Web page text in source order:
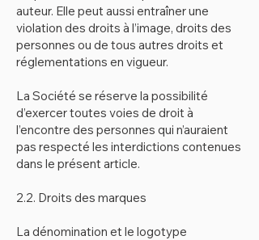
auteur. Elle peut aussi entraîner une
violation des droits à l’image, droits des
personnes ou de tous autres droits et
réglementations en vigueur.
La Société se réserve la possibilité
d’exercer toutes voies de droit à
l’encontre des personnes qui n’auraient
pas respecté les interdictions contenues
dans le présent article.
2.2. Droits des marques
La dénomination et le logotype